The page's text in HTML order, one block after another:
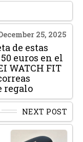
25, 2025
de estas
euros en el
WATCH FIT
regalo
NEXT POST